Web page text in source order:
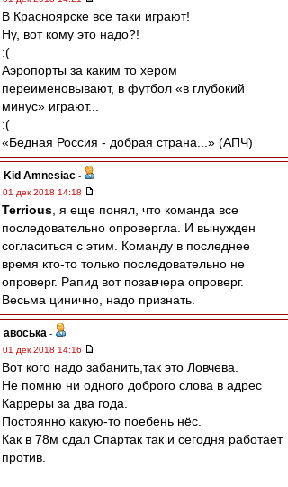
В Красноярске все таки играют!
Ну, вот кому это надо?!
:(
Аэропорты за каким то хером
переименовывают, в футбол «в глубокий
минус» играют...
:(
«Бедная Россия - добрая страна...» (АПЧ)
Kid Amnesiac -
01 дек 2018 14:18
Terrious , я еще понял, что команда все
последовательно опровергла. И вынужден
согласиться с этим. Команду в последнее
время кто-то только последовательно не
опроверг. Рапид вот позавчера опроверг.
Весьма цинично, надо признать.
авоська -
01 дек 2018 14:16
Вот кого надо забанить,так это Ловчева.
Не помню ни одного доброго слова в адрес
Карреры за два года.
Постоянно какую-то поебень нёс.
Как в 78м сдал Спартак так и сегодня работает
против.